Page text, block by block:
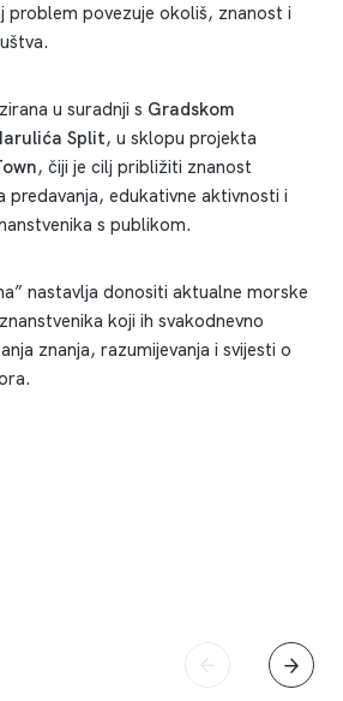
problem povezuje okoliš, znanost i
u suradnji s Gradskom
Split, u sklopu projekta
, čiji je cilj približiti znanost
predavanja, edukativne aktivnosti i
s publikom.
nastavlja donositi aktualne morske
koji ih svakodnevno
znanja, razumijevanja i svijesti o